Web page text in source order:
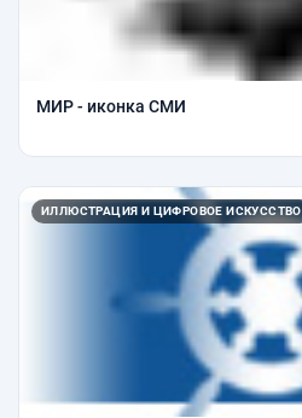
МИР - иконка СМИ
ИЛЛЮСТРАЦИЯ И ЦИФРОВОЕ ИСКУССТВО